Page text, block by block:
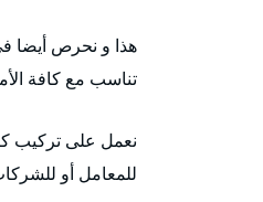
هذا و نحرص
تناسب مع كافة
نعمل على تركيب
للمعامل أو